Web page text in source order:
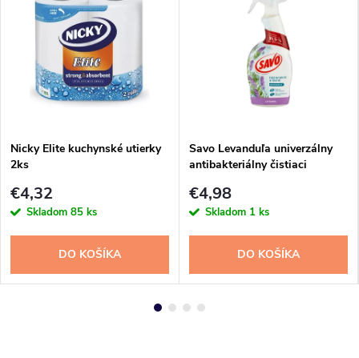
Nicky Elite kuchynské utierky
2ks
€4,32
Skladom 85 ks
DO KOŠÍKA
Savo Levanduľa univerzálny
antibakteriálny čistiaci
€4,98
Skladom 1 ks
DO KOŠÍKA